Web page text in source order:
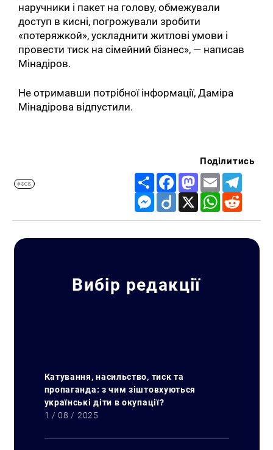
наручники і пакет на голову, обмежували
доступ в кисні, погрожували зробити
«потеряжкой», ускладнити житлові умови і
провести тиск на сімейний бізнес», — написав
Мінадіров.
Не отримавши потрібної інформації, Даміра
Мінадірова відпустили.
#ФСБ
Поділитись
Share FacebookMastodon
Email
Messenger
Diigo X WhatsApp
Вибір редакції
Катування, насильство, тиск та
пропаганда: з чим зіштовхуються
українські діти в окупації?
1 / 08 / 2025